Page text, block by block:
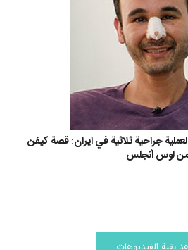
جراحية ثلاثية في ايران: قصة كيفن
لوس أنجلس